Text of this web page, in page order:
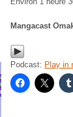
Mangacast
Podcast: Play in